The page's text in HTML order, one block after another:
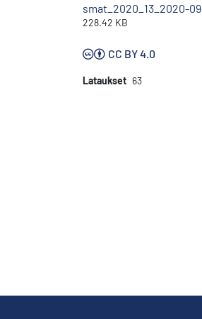
smat_2020_13_2020-
228.42 KB
CC BY 4.0
Lataukset 63